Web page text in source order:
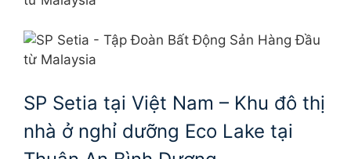
SP Setia tại Việt Nam – Khu đô thị
nhà ở nghỉ dưỡng Eco Lake tại